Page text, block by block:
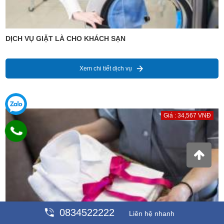
DỊCH VỤ GIẶT LÀ CHO KHÁCH SẠN
Xem chi tiết dịch vụ
Giá : 34,567 VNĐ
0834522222 Liên hệ nhanh